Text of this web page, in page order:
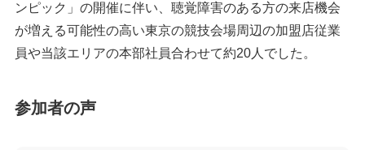
ンピック」の開催に伴い、聴覚障害のある方の来店機会
が増える可能性の高い東京の競技会場周辺の加盟店従業
員や当該エリアの本部社員合わせて約20人でした。
参加者の声